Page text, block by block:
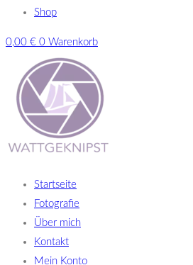
Shop
0,00 € 0 Warenkorb
Startseite
Fotografie
Über mich
Kontakt
Mein Konto